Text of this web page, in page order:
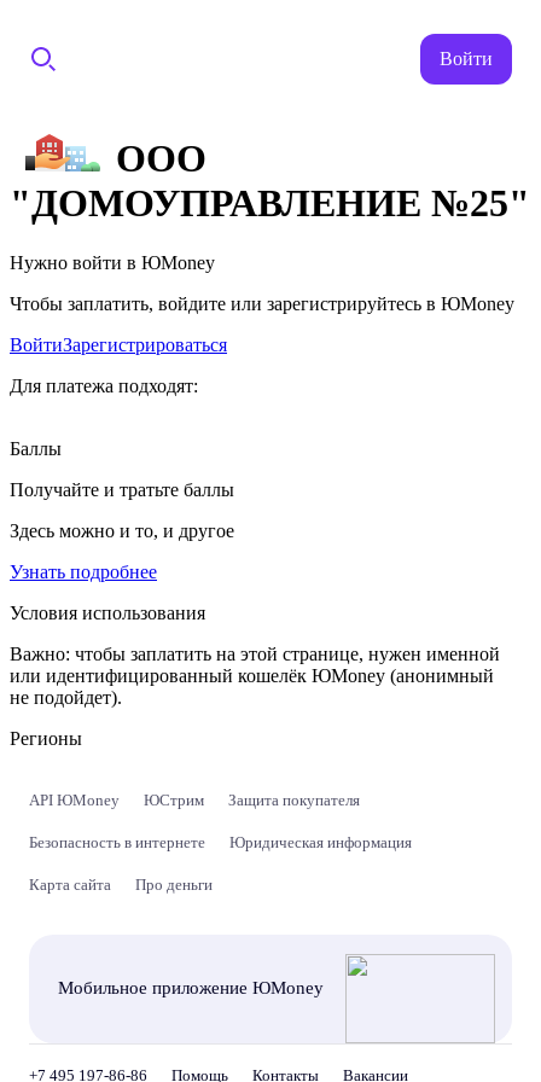
Войти
ООО
"ДОМОУПРАВЛЕНИЕ №25"
Нужно войти в ЮMoney
Чтобы заплатить, войдите или зарегистрируйтесь в ЮMoney
ВойтиЗарегистрироваться
Для платежа подходят:
Баллы
Получайте и тратьте баллы
Здесь можно и то, и другое
Узнать подробнее
Условия использования
Важно: чтобы заплатить на этой странице, нужен именной
или идентифицированный кошелёк ЮMoney (анонимный
не подойдет).
Регионы
API ЮMoney ЮСтрим Защита покупателя
Безопасность в интернете Юридическая информация
Карта сайта Про деньги
Мобильное приложение ЮMoney
+7 495 197-86-86 Помощь Контакты Вакансии